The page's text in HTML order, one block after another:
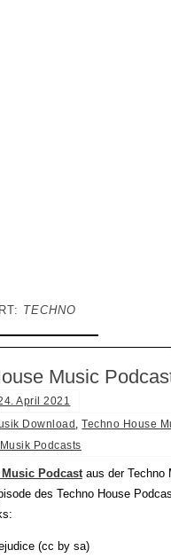
TECHNO
Music
April 2021
Download ,Techno House
Podcasts
Podcastaus der Techno
des Techno House
(cc by sa)